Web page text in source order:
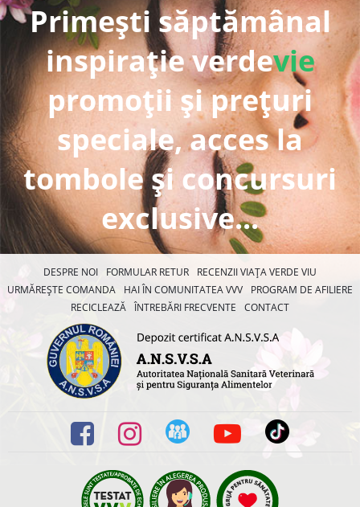
Primești săptămânal
inspirație verdevie
promoții și prețuri
speciale, acces la
tombole și concursuri
exclusive...
DESPRE NOI FORMULAR RETUR
RECENZII VIAȚA VERDE VIU
URMĂREȘTE COMANDA
HAI ÎN COMUNITATEA VVV
PROGRAM DE AFILIERE
RECICLEAZĂ ÎNTREBĂRI FRECVENTE CONTACT